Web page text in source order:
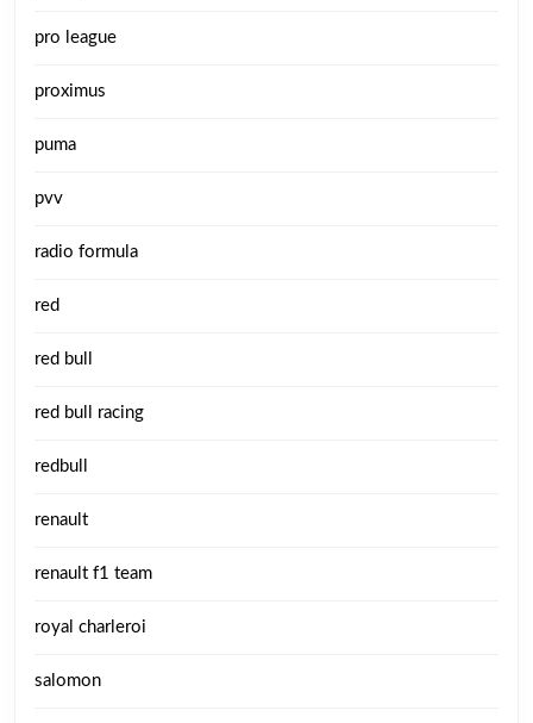
pro league
proximus
puma
pvv
radio formula
red
red bull
red bull racing
redbull
renault
renault f1 team
royal charleroi
salomon